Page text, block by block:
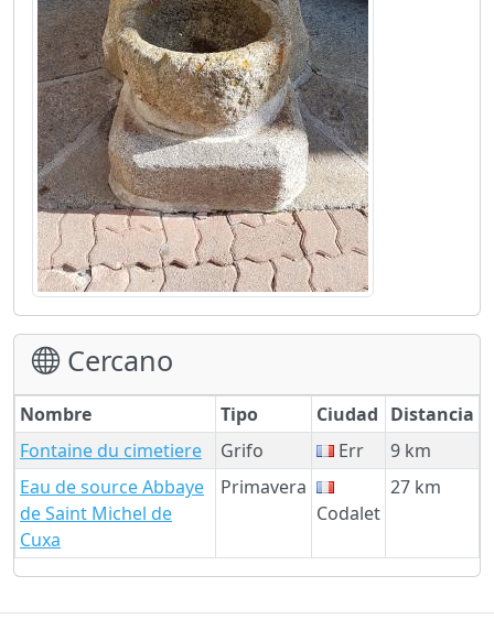
Cercano
Nombre Tipo Ciudad Distancia
Fontaine du cimetiere
Grifo Err
9 km
Eau de source Abbaye
de Saint Michel de
Cuxa
Primavera
Codalet
27 km